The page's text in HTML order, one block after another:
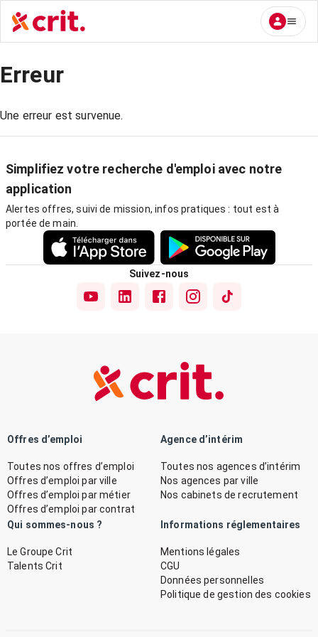
Erreur
Une erreur est survenue.
Simplifiez votre recherche d'emploi avec notre
application
Alertes offres, suivi de mission, infos pratiques : tout est à
portée de main.
Suivez-nous
Offres d’emploi
Toutes nos offres d’emploi
Offres d’emploi par ville
Offres d’emploi par métier
Offres d’emploi par contrat
Agence d’intérim
Toutes nos agences d’intérim
Nos agences par ville
Nos cabinets de recrutement
Qui sommes-nous ?
Le Groupe Crit
Talents Crit
Informations réglementaires
Mentions légales
CGU
Données personnelles
Politique de gestion des cookies